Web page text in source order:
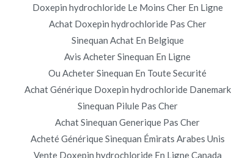
Doxepin hydrochloride Le Moins Cher En Ligne
Achat Doxepin hydrochloride Pas Cher
Sinequan Achat En Belgique
Avis Acheter Sinequan En Ligne
Ou Acheter Sinequan En Toute Securité
Achat Générique Doxepin hydrochloride Danemark
Sinequan Pilule Pas Cher
Achat Sinequan Generique Pas Cher
Acheté Générique Sinequan Émirats Arabes Unis
Vente Doxepin hydrochloride En Ligne Canada